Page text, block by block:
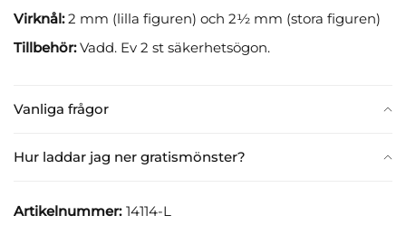
Vanliga frågor
Hur laddar jag ner gratismönster?
Virknål:2 mm (lilla figuren) och 2½ mm (stora figuren)
Tillbehör:Vadd. Ev 2 st säkerhetsögon.
Artikelnummer: 14114-L